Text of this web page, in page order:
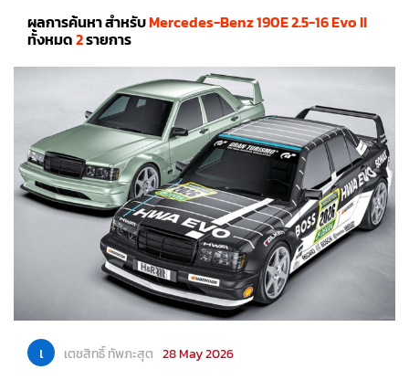
ผลการค้นหา สำหรับMercedes-Benz 190E 2.5-16 Evo II
ทั้งหมด2รายการ
เ เตชสิทธิ์ ทัพภะสุต 28 May 2026